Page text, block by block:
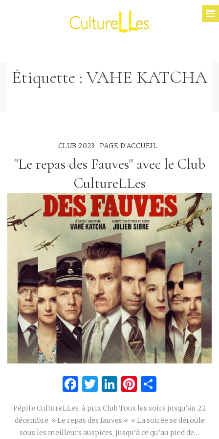
Étiquette :VAHE KATCHA
CLUB 2023 PAGE D'ACCUEIL
"Le repas des Fauves" avec le Club
CultureLLes
Facebook
Twitter
LinkedIn
Pinterest
Pépite CultureLLes à prix Club Tous les soirs jusqu’au 22
décembre » Le repas des fauves « « La soirée se déroule
sous les meilleurs auspices, jusqu’à ce qu’au pied de…